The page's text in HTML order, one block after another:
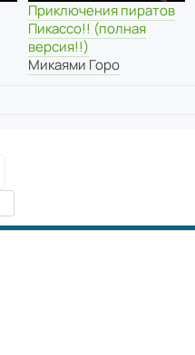
Приключения пиратов
Пикассо!! (полная
версия!!)
Микаями Горо